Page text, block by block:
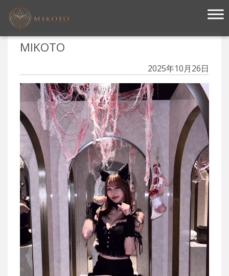
メインナビゲーション
MIKOTO
2025年10月26日